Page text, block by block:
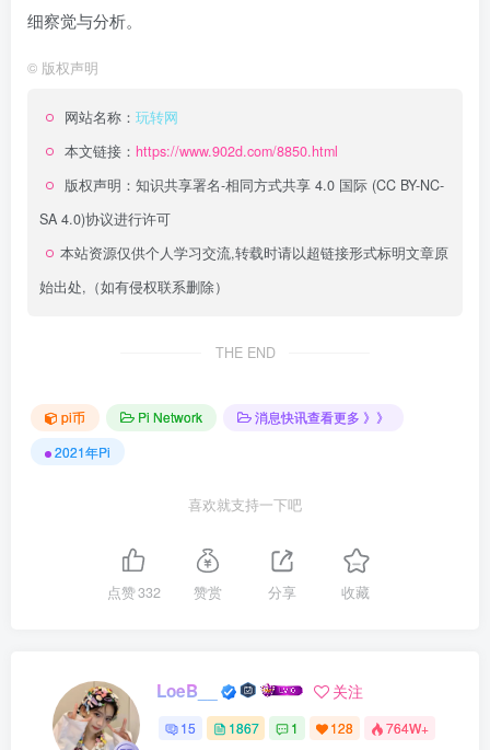
细察觉与分析。
© 版权声明
网站名称： 玩转网
本文链接： https://www.902d.com/8850.html
版权声明： 知识共享署名-相同方式共享 4.0 国际 (CC BY-NC-
SA 4.0)协议进行许可
本站资源仅供个人学习交流,转载时请以超链接形式标明文章原
始出处,（如有侵权联系删除）
THE END
pi币 Pi Network
消息快讯查看更多 》》
2021年Pi
喜欢就支持一下吧
点赞332 赞赏 分享 收藏
LoeB__ 关注
15 1867 1 128 764W+